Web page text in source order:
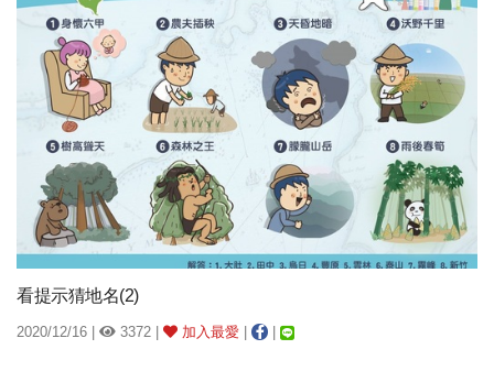
看提示猜地名(2)
2020/12/16 | 3372 | 加入最愛